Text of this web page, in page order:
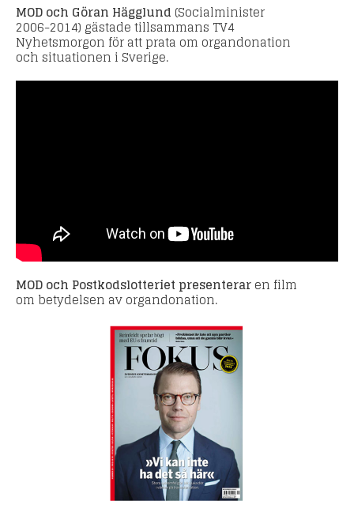
MOD och Göran Hägglund (Socialminister
2006-2014) gästade tillsammans TV4
Nyhetsmorgon för att prata om organdonation
och situationen i Sverige.
MOD och Postkodslotteriet presenteraren film
om betydelsen av organdonation.